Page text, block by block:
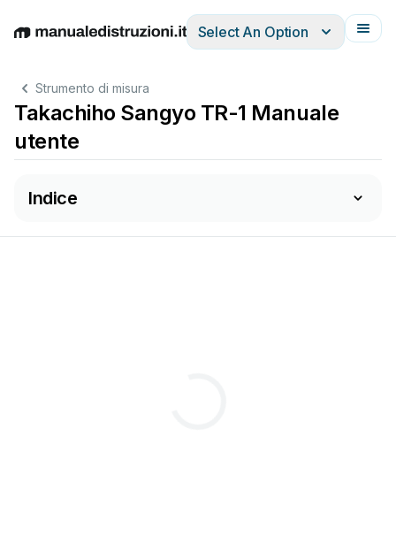
EnglishDeutschEspañolItalianoFrançais
Select An Option
Strumento di misura
Takachiho Sangyo TR-1 Manuale
utente
Indice